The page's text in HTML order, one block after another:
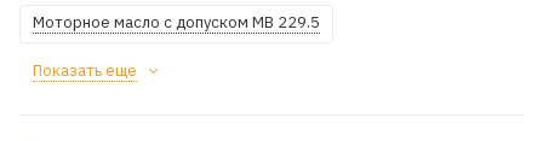
Моторное масло с допуском MB 229.5
Показать еще